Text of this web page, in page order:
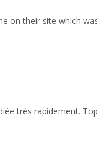
on their site which
très rapidement.